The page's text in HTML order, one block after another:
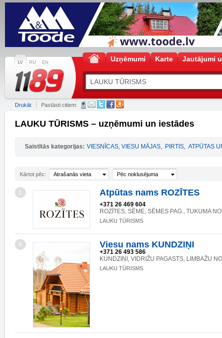
LV RU EN Uzņēmumi Karte Jautājumi
Drukāt Pastāsti citiem:
LAUKU TŪRISMS – uzņēmumi un iestādes
Saistītās kategorijas: VIESNĪCAS, VIESU MĀJAS, PIRTIS, ATPŪTAS
Kārtot pēc: Atrašanās vieta Pēc noklusējuma
1 Atpūtas nams ROZĪTES
+371 26 469 604
ROZĪTES, SĒME, SĒMES PAG., TUKUMA
LAUKU TŪRISMS
2 Viesu nams KUNDZIŅI
+371 26 493 586
KUNDZIŅI, VIDRIŽU PAGASTS, LIMBAŽU
LAUKU TŪRISMS